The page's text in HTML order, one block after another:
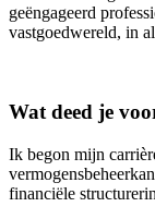
geëngageerd
vastgoedwereld, in
Wat deed je
Ik begon mijn
financiële